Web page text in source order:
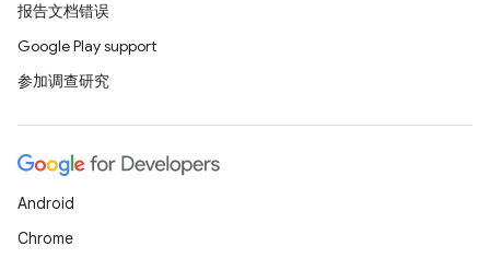
报告文档错误
Google Play support
参加调查研究
Android
Chrome